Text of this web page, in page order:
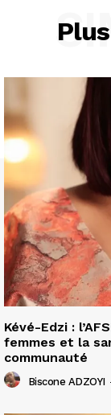
Kévé-Edzi :
femmes et la
communauté
Biscone ADZOYI